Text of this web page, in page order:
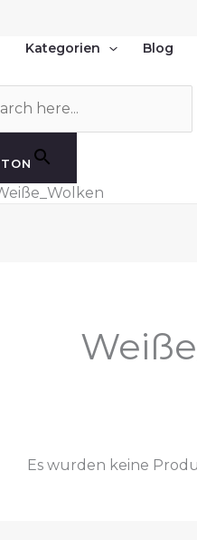
Kategorien Blog
Es wurden keine